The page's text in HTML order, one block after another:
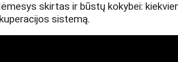
jienos
skirtas ir būstų kokybei:
sistemą.